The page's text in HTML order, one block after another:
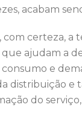
acabam
com certeza, a
ajudam a
consumo e
distribuição e
do serviço,